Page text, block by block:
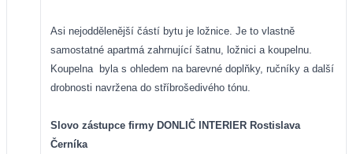
Asi nejoddělenější částí bytu je ložnice. Je to vlastně
samostatné apartmá zahrnující šatnu, ložnici a koupelnu.
Koupelna
byla s ohledem na barevné doplňky, ručníky a další
drobnosti navržena do stříbrošedivého tónu.
Slovo zástupce firmy DONLIČ INTERIER Rostislava
Černíka